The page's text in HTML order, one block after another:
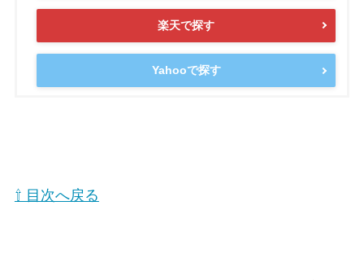
楽天で探す
Yahooで探す
⇧ 目次へ戻る